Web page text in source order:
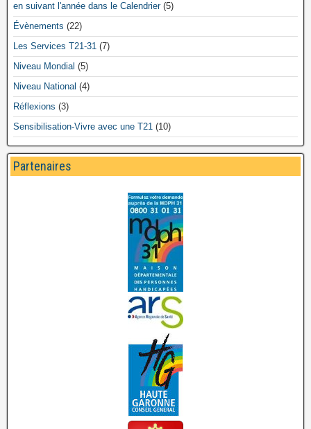
en suivant l'année dans le Calendrier(5)
Évènements (22)
Les Services T21-31 (7)
Niveau Mondial (5)
Niveau National (4)
Réflexions (3)
Sensibilisation-Vivre avec une T21 (10)
Partenaires